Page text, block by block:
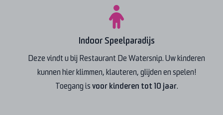
Indoor Speelparadijs
Deze vindt u bij Restaurant De Watersnip. Uw kinderen
kunnen hier klimmen, klauteren, glijden en spelen!
Toegang is voor kinderen tot 10 jaar.